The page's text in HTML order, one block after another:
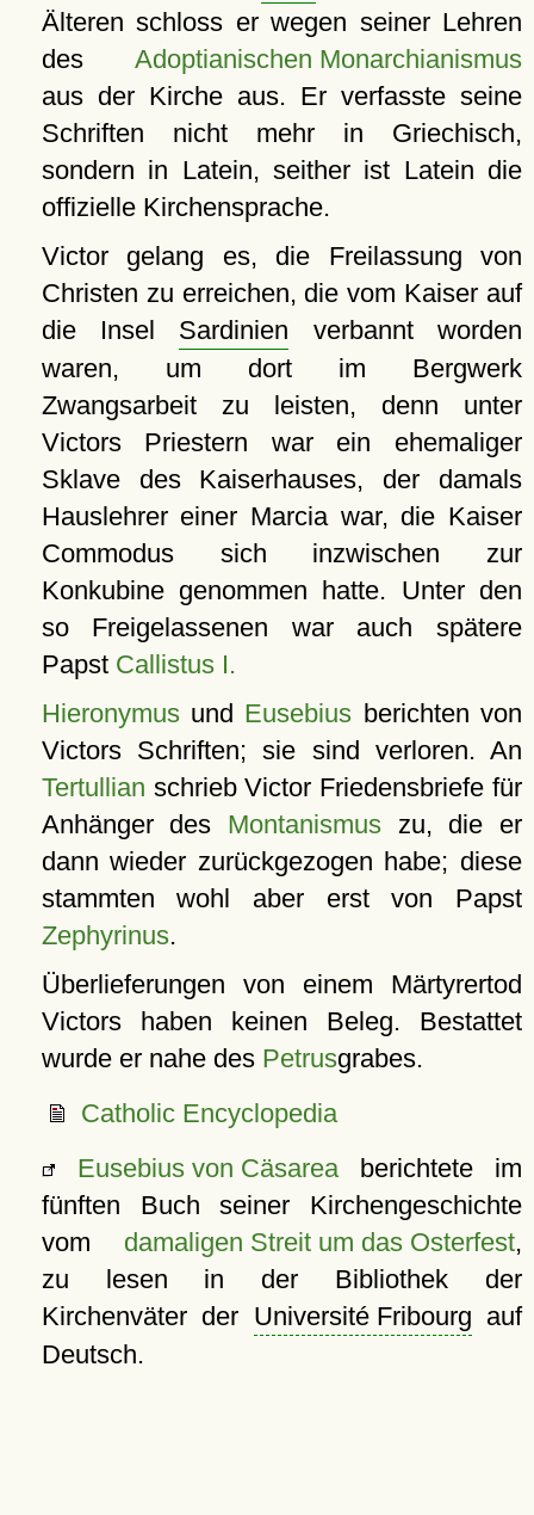
Älteren schloss er wegen seiner Lehren
des Adoptianischen Monarchianismus
aus der Kirche aus. Er verfasste seine
Schriften nicht mehr in Griechisch,
sondern in Latein, seither ist Latein die
offizielle Kirchensprache.
Victor gelang es, die Freilassung von
Christen zu erreichen, die vom Kaiser auf
die Insel Sardinien verbannt worden
waren, um dort im Bergwerk
Zwangsarbeit zu leisten, denn unter
Victors Priestern war ein ehemaliger
Sklave des Kaiserhauses, der damals
Hauslehrer einer Marcia war, die Kaiser
Commodus sich inzwischen zur
Konkubine genommen hatte. Unter den
so Freigelassenen war auch spätere
Papst Callistus I.
Hieronymusund Eusebius berichten von
Victors Schriften; sie sind verloren. An
Tertullian schrieb Victor Friedensbriefe für
Anhänger des Montanismus zu, die er
dann wieder zurückgezogen habe; diese
stammten wohl aber erst von Papst
Zephyrinus.
Überlieferungen von einem Märtyrertod
Victors haben keinen Beleg. Bestattet
wurde er nahe des Petrusgrabes.
Catholic Encyclopedia
Eusebius von Cäsareaberichtete im
fünften Buch seiner Kirchengeschichte
vom damaligen Streit um das Osterfest,
zu lesen in der Bibliothek der
Kirchenväter der Université Fribourg auf
Deutsch.